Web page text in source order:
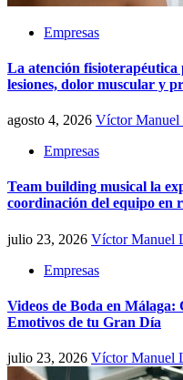
Empresas
La atención
lesiones, dolor muscular y
agosto 4, 2026 Víctor Manuel
Empresas
Team building musical la
coordinación del equipo en
julio 23, 2026 Víctor Manuel
Empresas
Videos de Boda en
Emotivos de tu Gran Día
julio 23, 2026 Víctor Manuel